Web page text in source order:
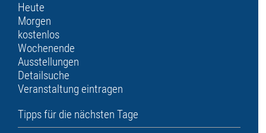
Heute
Morgen
kostenlos
Wochenende
Ausstellungen
Detailsuche
Veranstaltung eintragen
Tipps für die nächsten Tage